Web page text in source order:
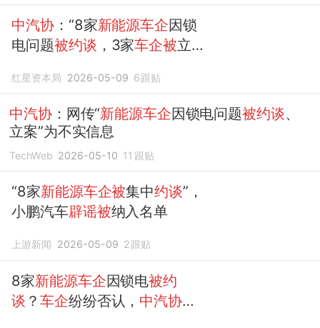
中汽协 ：“8家新能源车企因锁
电问题被约谈 ，3家车企被立
重不符
红星资本局 2026-05-09 6跟贴
中汽协：网传“新能源车企因锁电问题被约谈、
立案”为不实信息
TechWeb 2026-05-10 11 跟贴
“8家新能源车企被集中约谈”，
小鹏汽车辟谣被纳入名单
上游新闻 2026-05-09 2跟贴
8家新能源车企因锁电被约
谈 ？车企纷纷否认， 中汽协发